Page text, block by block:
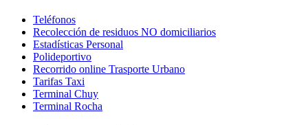
Teléfonos
Recolección de residuos NO domiciliarios
Estadísticas Personal
Polideportivo
Recorrido online Trasporte Urbano
Tarifas Taxi
Terminal Chuy
Terminal Rocha